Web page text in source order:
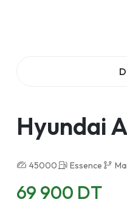
Hyundai
45000 Essence
69 900 DT